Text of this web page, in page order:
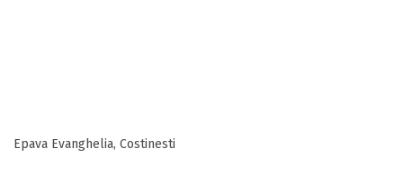
Epava Evanghelia, Costinesti